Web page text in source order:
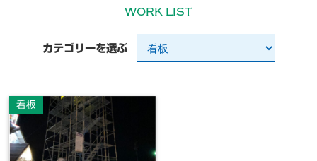
WORK LIST
カテゴリーを選ぶ
看板